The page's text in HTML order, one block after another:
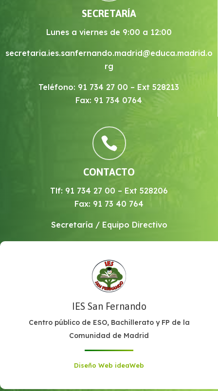
SECRETARÍA
Lunes a viernes de 9:00 a 12:00
secretaria.ies.sanfernando.madrid@educa.madrid.o
rg
Teléfono: 91 734 27 00 – Ext 528213
Fax: 91 734 0764

CONTACTO
Tlf: 91 734 27 00 – Ext 528206
Fax: 91 73 40 764
Secretaría / Equipo Directivo
IES San Fernando
Centro público de ESO, Bachillerato y FP de la
Comunidad de Madrid
Diseño Web ideaWeb